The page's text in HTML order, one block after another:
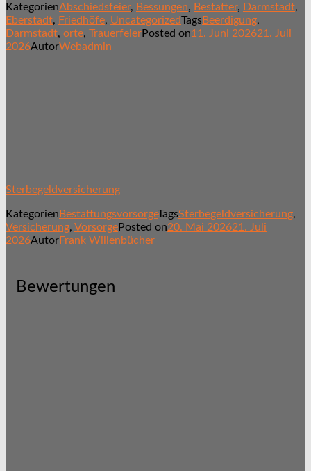
KategorienAbschiedsfeier, Bessungen, Bestatter, Darmstadt,
Eberstadt, Friedhöfe, UncategorizedTagsBeerdigung,
Darmstadt, orte, TrauerfeierPosted on11. Juni 202621. Juli
2026AutorWebadmin
Sterbegeldversicherung
Kategorien BestattungsvorsorgeTagsSterbegeldversicherung,
Versicherung, VorsorgePosted on20. Mai 202621. Juli
2026AutorFrank Willenbücher
Bewertungen